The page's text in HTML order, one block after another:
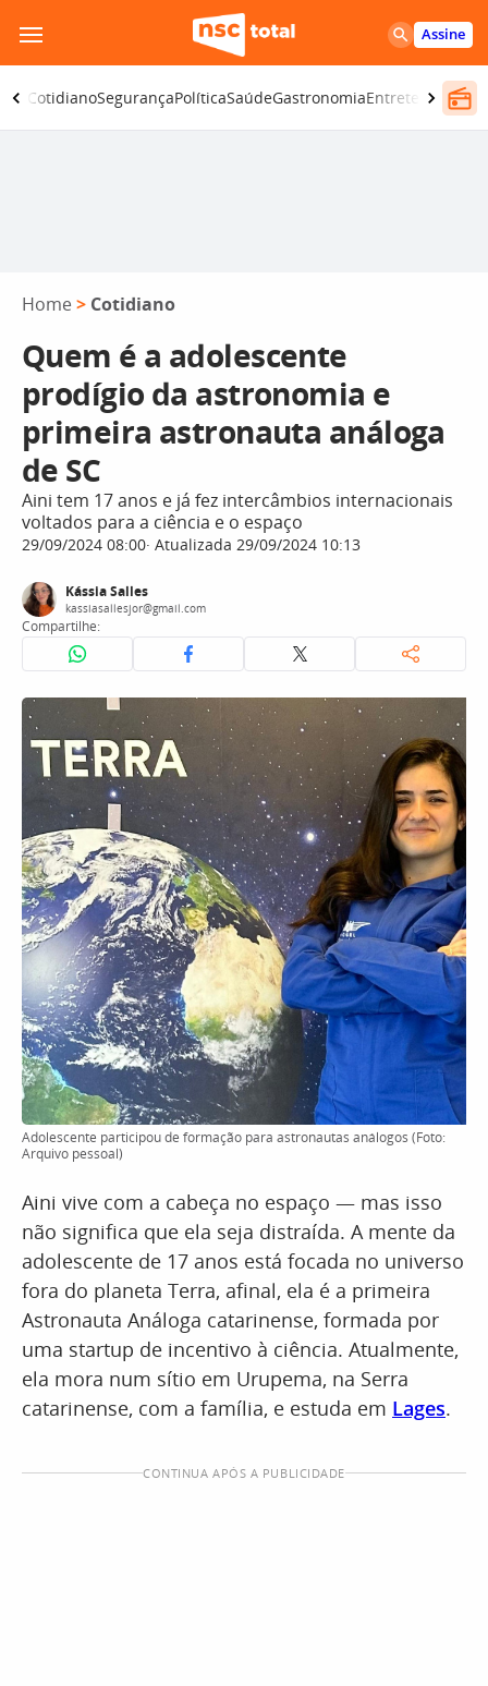
para
o
conteúdo
Assine
CotidianoSegurançaPolíticaSaúdeGastronomiaEntretenimento
Home > Cotidiano
Quem é a adolescente
prodígio da astronomia e
primeira astronauta análoga
de SC
Aini tem 17 anos e já fez intercâmbios internacionais
voltados para a ciência e o espaço
29/09/2024 08:00 Atualizada 29/09/2024 10:13
Kássia Salles
kassiasallesjor@gmail.com
Compartilhe:
Adolescente participou de formação para astronautas análogos (Foto:
Arquivo pessoal)
Aini vive com a cabeça no espaço — mas isso
não significa que ela seja distraída. A mente da
adolescente de 17 anos está focada no universo
fora do planeta Terra, afinal, ela é a primeira
Astronauta Análoga catarinense, formada por
uma startup de incentivo à ciência. Atualmente,
ela mora num sítio em Urupema, na Serra
catarinense, com a família, e estuda em Lages.
CONTINUA APÓS A PUBLICIDADE